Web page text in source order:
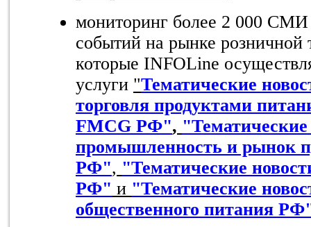
мониторинг более 2 000
событий на рынке розничной
которые INFOLine
услуги "Тематические
торговля продуктами
FMCG РФ",
промышленность и рынок
РФ", "Тематические
РФ" и "Тематические
общественного питания